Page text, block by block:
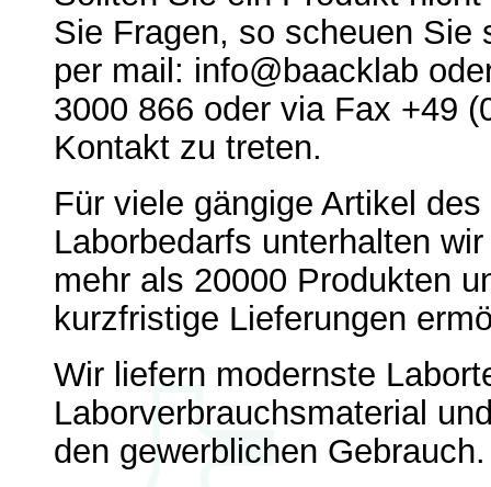
Sie Fragen, so scheuen Sie
per mail: info@baacklab
3000 866 oder via Fax +49
Kontakt zu treten.
Für viele gängige Artikel
Laborbedarfs unterhalten
mehr als 20000 Produkten
kurzfristige Lieferungen
Wir liefern modernste
Laborverbrauchsmaterial
den gewerblichen Gebrauch.